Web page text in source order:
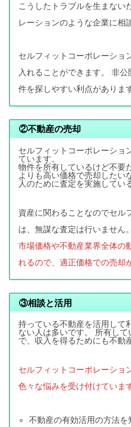
こうしたトラブルを生まない
レーションのような企業に相
セルフィットコーポレーショ
入れることができます。 非
件を探しやすい利点がありま
②不動産の売却
セルフィットコーポレーショ
ています。
物件を所有しているけど不要
よりも高い価格で売却したい
人のために査定を実施してい
資産に関わることなのでセル
は、無謀な査定は行いません。
市場価格や不動産業界全体の
れるので、適正価格での売却
③相談と活用
持っている不動産を活用して
ない人は多いです。 所有し
で、収入を得るためにも不動
セルフィットコーポレーショ
色々な悩みを受け付けていま
不動産の有効活用の方法を